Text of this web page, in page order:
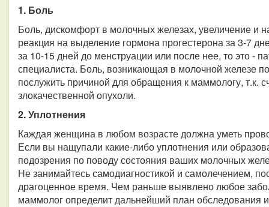
1. Боль
Боль, дискомфорт в молочных железах, увеличение и
реакция на выделение гормона прогестерона за 3-7
за 10-15 дней до менструации или после нее, то это -
специалиста. Боль, возникающая в молочной железе
послужить причиной для обращения к маммологу, т.к.
злокачественной опухоли.
2. Уплотнения
Каждая женщина в любом возрасте должна уметь
Если вы нащупали какие-либо уплотнения или
подозрения по поводу состояния ваших молочных
Не занимайтесь самодиагностикой и самолечением,
драгоценное время. Чем раньше выявлено любое
маммолог определит дальнейший план обследования